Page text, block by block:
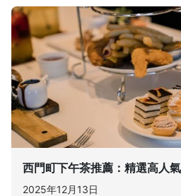
西門町下午茶推薦：精選高人
2025年12月13日